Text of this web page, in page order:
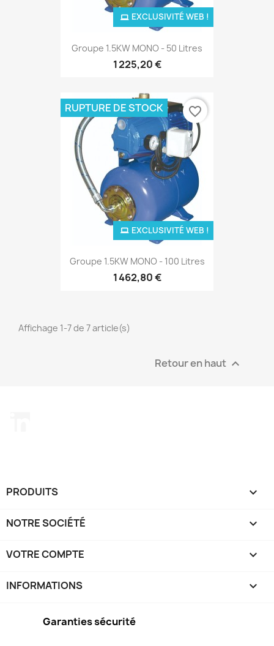
Groupe 1.5KW MONO - 50 Litres
1 225,20 €
EXCLUSIVITÉ WEB !
Groupe 1.5KW MONO - 100 Litres
1 462,80 €
EXCLUSIVITÉ WEB !
RUPTURE DE STOCK favorite_border
Affichage 1-7 de 7 article(s)
Retour en haut 
PRODUITS 
NOTRE SOCIÉTÉ 
VOTRE COMPTE 
INFORMATIONS keyboard_arrow_down
Garanties sécurité